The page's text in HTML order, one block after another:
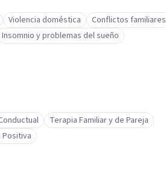
Violencia doméstica
Conflictos familiares
Insomnio y problemas del sueño
Terapia Familiar y de Pareja